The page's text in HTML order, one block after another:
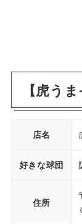
【虎う
店名
好きな球団
住所